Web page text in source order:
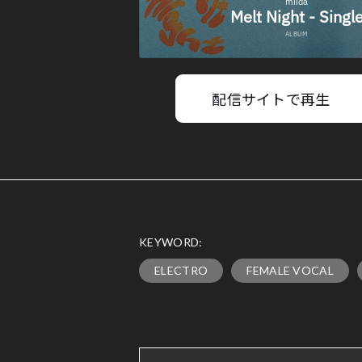
配信サイトで再生
KEYWORD:
ELECTRO FEMALE VOCAL